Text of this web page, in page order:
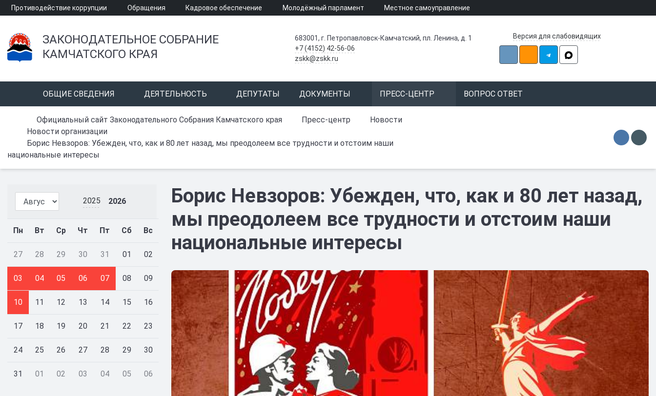
Противодействие коррупции Обращения Кадровое обеспечение Молодёжный парламент Местное самоуправление
ЗАКОНОДАТЕЛЬНОЕ СОБРАНИЕ
КАМЧАТСКОГО КРАЯ
683001, г. Петропавловск-Камчатский, пл. Ленина, д. 1
+7 (4152) 42-56-06
zskk@zskk.ru
Версия для слабовидящих
ОБЩИЕ СВЕДЕНИЯ ДЕЯТЕЛЬНОСТЬ ДЕПУТАТЫ ДОКУМЕНТЫ ПРЕСС-ЦЕНТР ВОПРОС ОТВЕТ
Официальный сайт Законодательного Собрания Камчатского края Пресс-центр
Новости
Новости организации
Борис Невзоров: Убежден, что, как и 80 лет назад, мы преодолеем все трудности и отстоим наши
национальные интересы
2025 2026
Пн Вт Ср Чт Пт Сб Вс
27 28 29 30 31 01 02
03 04 05 06 07 08 09
10 11 12 13 14 15 16
17 18 19 20 21 22 23
24 25 26 27 28 29 30
31 01 02 03 04 05 06
Борис Невзоров: Убежден, что, как и 80 лет назад,
мы преодолеем все трудности и отстоим наши
национальные интересы